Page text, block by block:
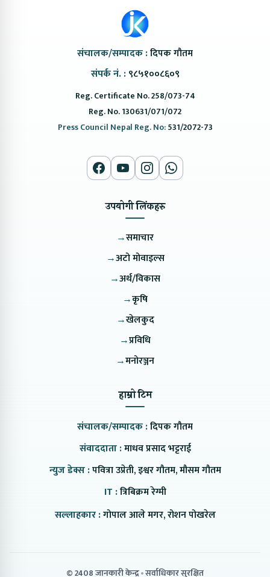
संचालक/सम्पादक :दिपक गौतम
संपर्क नं. : ९८५१००८६०९
Reg. Certificate No. 258/073-74
Reg. No. 130631/071/072
Press Council Nepal Reg. No:531/2072-73
उपयोगी लिंकहरु
→समाचार
→अटो मोवाइल्स
→अर्थ/विकास
→कृषि
→खेलकुद
→प्रविधि
→मनोरञ्जन
हाम्रो टिम
संचालक/सम्पादक :दिपक गौतम
संवाददाता :माधव प्रसाद भट्टराई
न्युज डेक्स :पवित्रा उप्रेती, इश्वर गौतम, मौसम गौतम
IT :त्रिबिक्रम रेग्मी
सल्लाहकार :गोपाल आले मगर, रोशन पोखरेल
© 2408 जानकारी केन्द्र सर्वाधिकार सुरक्षित